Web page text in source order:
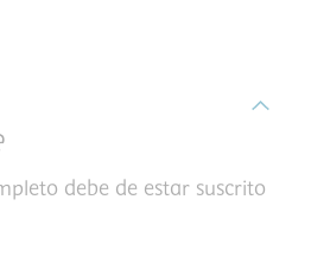
debe de estar suscrito